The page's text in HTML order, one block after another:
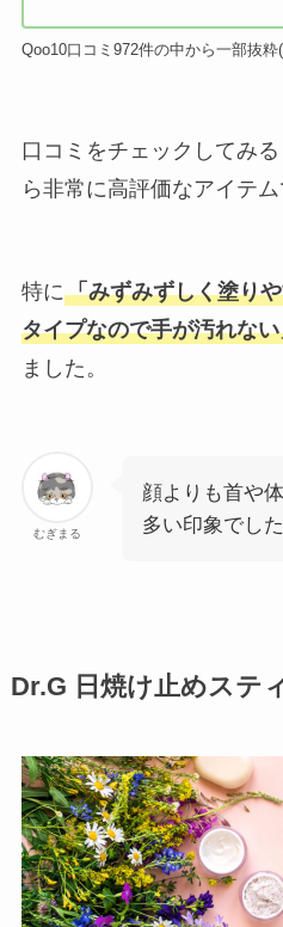
Qoo10口コミ972件の中から一部抜粋
口コミをチェックしてみ
ら非常に高評価なアイテム
特に「みずみずしく塗り
タイプなので手が汚れな
ました。
むぎまる
顔よりも首や
多い印象でし
Dr.G 日焼け止めステ